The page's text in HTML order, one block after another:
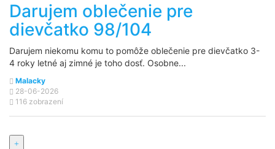
Darujem oblečenie pre
dievčatko 98/104
Darujem niekomu komu to pomôže oblečenie pre dievčatko 3-
4 roky letné aj zimné je toho dosť. Osobne...
Malacky
28-06-2026
116 zobrazení